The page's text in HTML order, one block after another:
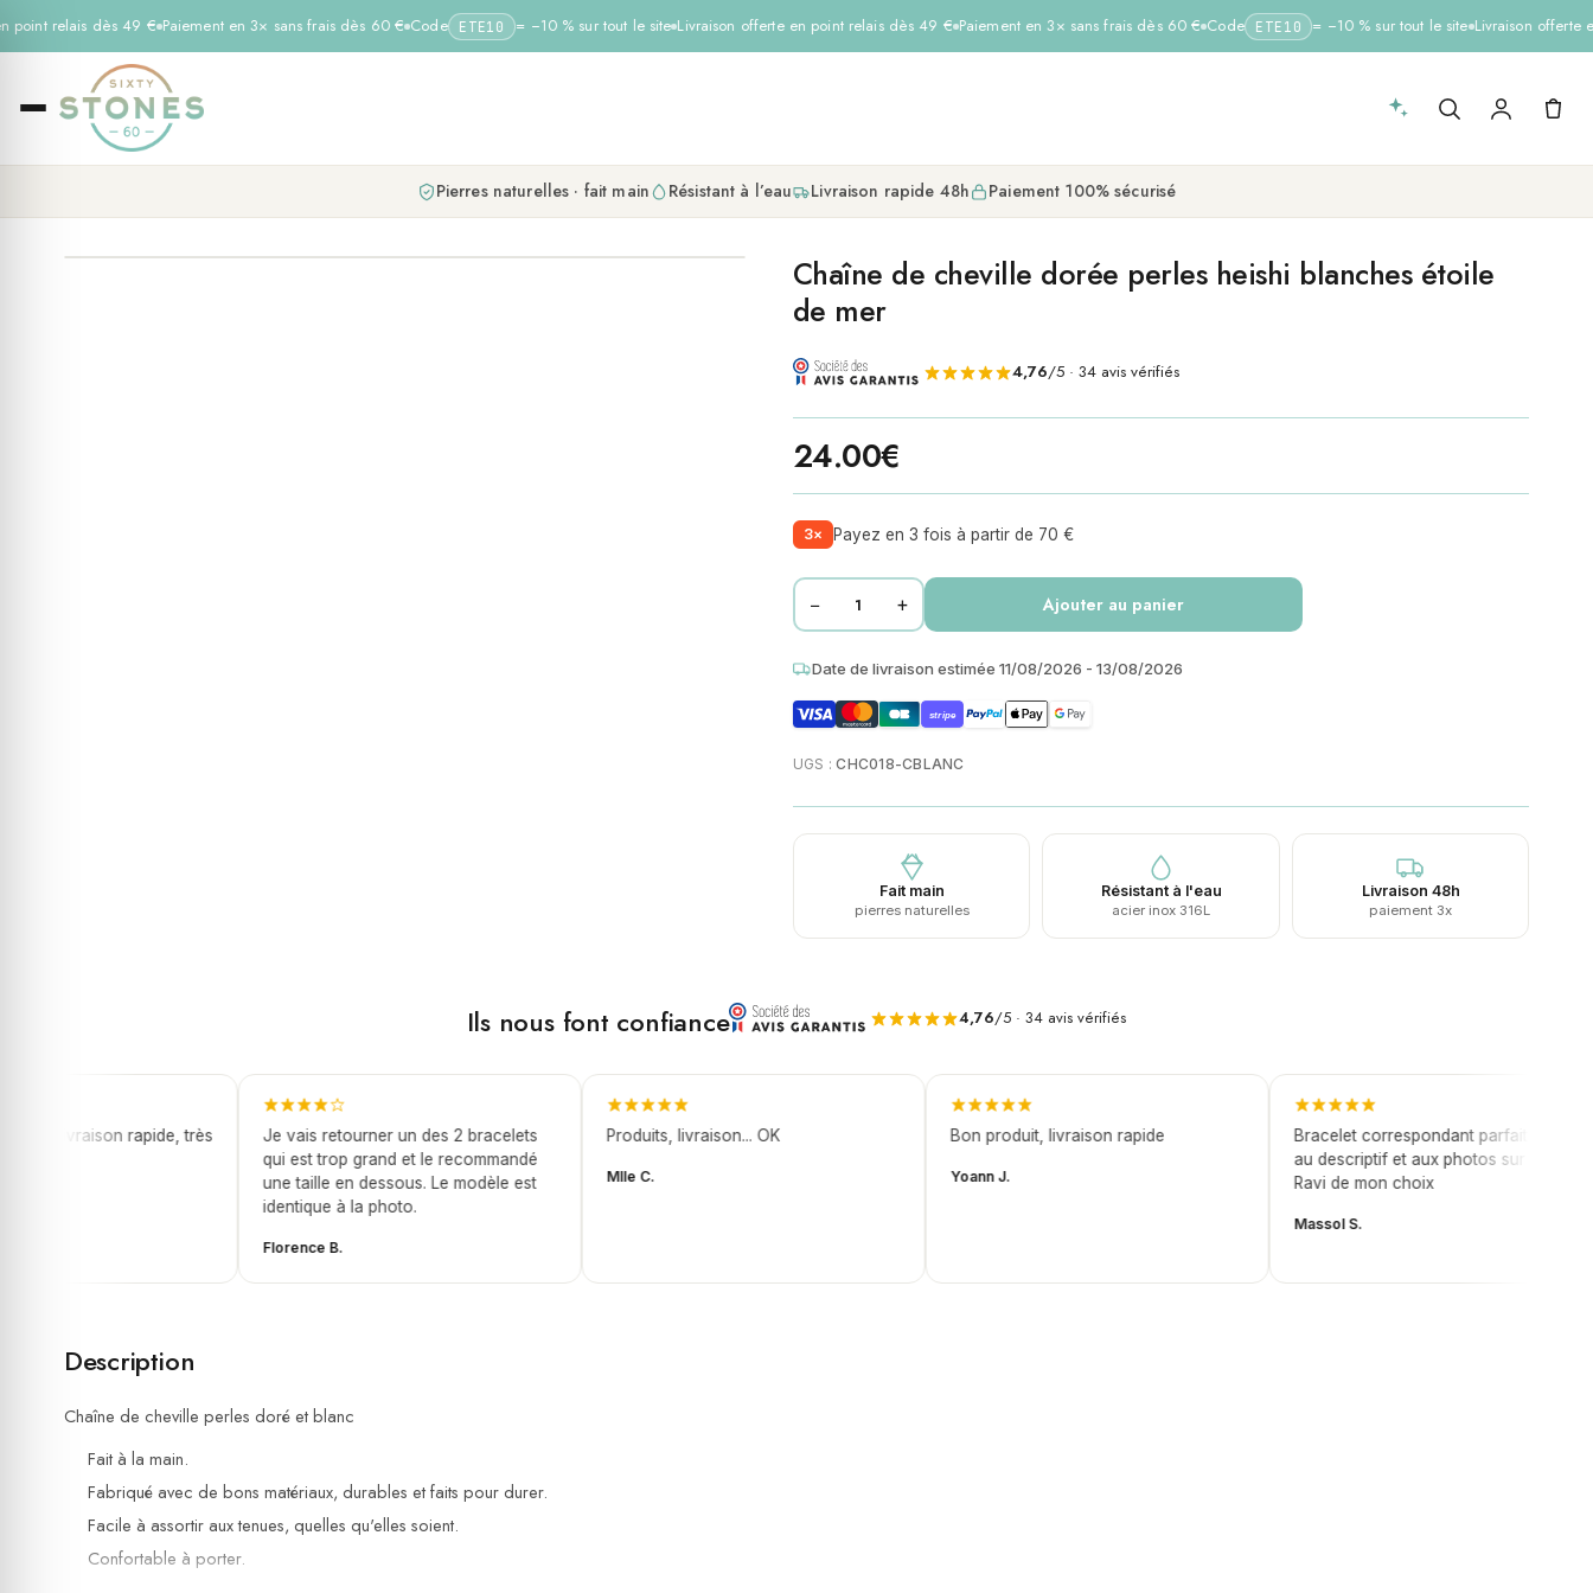
relais dès 49 € Paiement en 3× sans frais dès 60 € Code ETE10 = −10 % sur tout le site Livraison offerte en point relais dès 49 € Paiement en 3× sans frais dès 60 € Code ETE10 = −10 % sur tout le site Livraison offerte
Pierres naturelles · fait main Résistant à l’eau Livraison rapide 48h Paiement 100% sécurisé
Chaîne de cheville dorée perles heishi blanches étoile
de mer
4,76/5 · 34 avis vérifiés
24.00€
3× Payez en 3 fois à partir de 70 €
− + Ajouter au panier
Date de livraison estimée 11/08/2026 - 13/08/2026
stripe
UGS :CHC018-CBLANC
Fait main
pierres naturelles
Résistant à l'eau
acier inox 316L
Livraison 48h
paiement 3x
Ils nous font confiance 4,76/5 · 34 avis vérifiés
livraison rapide, très
Je vais retourner un des 2 bracelets
qui est trop grand et le recommandé
une taille en dessous. Le modèle est
identique à la photo.
Florence B.
Produits, livraison... OK
Mlle C.
Bon produit, livraison rapide
Yoann J.
Bracelet correspondant parfaitement
au descriptif et aux photos sur le site.
Ravi de mon choix
Massol S.
Description
Chaîne de cheville perles doré et blanc
Fait à la main.
Fabriqué avec de bons matériaux, durables et faits pour durer.
Facile à assortir aux tenues, quelles qu'elles soient.
Confortable à porter.